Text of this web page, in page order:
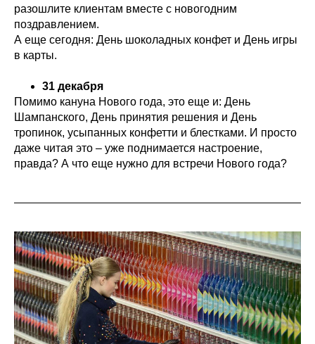
разошлите клиентам вместе с новогодним
поздравлением.
А еще сегодня: День шоколадных конфет и День игры
в карты.
31 декабря
Помимо кануна Нового года, это еще и: День
Шампанского, День принятия решения и День
тропинок, усыпанных конфетти и блестками. И просто
даже читая это – уже поднимается настроение,
правда? А что еще нужно для встречи Нового года?